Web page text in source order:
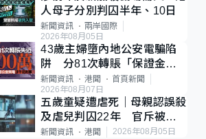
人母子分別判囚半年、10日
新聞資訊
兩岸國際
2026年08月05日
43歲主婦墮內地公安電騙陷
阱 分81次轉賬「保證金」
損失近6900萬元
新聞資訊 港聞
首頁新聞
2026年08月07日
五歲童疑遭虐死｜母親認誤殺
及虐兒判囚22年 官斥被告
殘忍、同類案最惡劣
新聞資訊 港聞 2026年08月05日